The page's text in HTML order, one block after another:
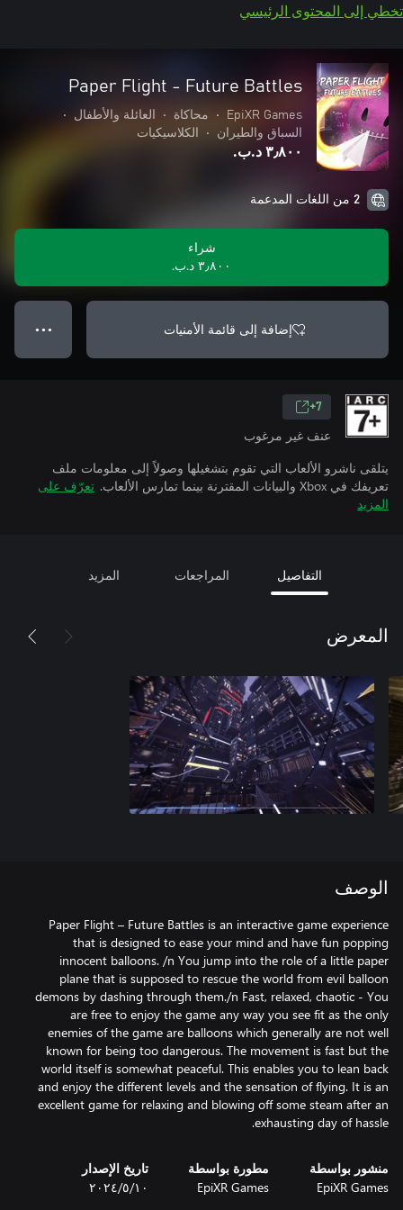
تخطي إلى المحتوى الرئيسي
Paper Flight - Future Battles
EpiXR Games
• محاكاة • العائلة والأطفال
•
السباق والطيران
• الكلاسيكيات
٣٫٨٠٠ د.ب.‏
2 من اللغات المدعمة
شراء
٣٫٨٠٠ د.ب.‏
إضافة إلى قائمة الأمنيات ● ● ●
7+
عنف غير مرغوب
يتلقى ناشرو الألعاب التي تقوم بتشغيلها وصولاً إلى معلومات ملف
تعريفك في Xbox والبيانات المقترنة بينما تمارس الألعاب.
تعرّف على
المزيد
التفاصيل المراجعات المزيد
المعرض
الوصف
Paper Flight – Future Battles is an interactive game experience
that is designed to ease your mind and have fun popping
innocent balloons. /n You jump into the role of a little paper
plane that is supposed to rescue the world from evil balloon
demons by dashing through them./n Fast, relaxed, chaotic - You
are free to enjoy the game any way you see fit as the only
enemies of the game are balloons which generally are not well
known for being too dangerous. The movement is fast but the
world itself is somewhat peaceful. This enables you to lean back
and enjoy the different levels and the sensation of flying. It is an
excellent game for relaxing and blowing off some steam after an
exhausting day of hassle.
منشور بواسطة
EpiXR Games
مطورة بواسطة
EpiXR Games
تاريخ الإصدار
١٠‏/٥‏/٢٠٢٤